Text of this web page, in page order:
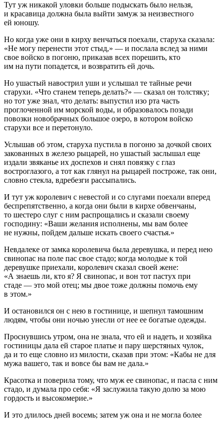
Тут уж никакой уловки больше подыскать было нельзя,
и красавица должна была выйти замуж за неизвестного
ей юношу.
Но когда уже они в кирху венчаться поехали, старуха сказала:
«Не могу перенести этот стыд,» — и послала вслед за ними
свое войско в погоню, приказав всех порешить, кто
им на пути попадется, и возвратить ей дочь.
Но ушастый навострил уши и услышал те тайные речи
старухи. «Что станем теперь делать?» — сказал он толстяку;
но тот уже знал, что делать: выпустил изо рта часть
проглоченной им морской воды, и образовалось позади
повозки новобрачных большое озеро, в котором войско
старухи все и перетонуло.
Услышав об этом, старуха пустила в погоню за дочкой своих
закованных в железо рыцарей, но ушастый заслышал еще
издали звяканье их доспехов и снял повязку с глаз
востроглазого, а тот как глянул на рыцарей построже, так они,
словно стекла, вдребезги рассыпались.
И тут уж королевич с невестой и со слугами поехали вперед
беспрепятственно, а когда они были в кирхе обвенчаны,
то шестеро слуг с ним распрощались и сказали своему
господину: «Ваши желания исполнены, мы вам более
не нужны, пойдем дальше искать своего счастья.»
Невдалеке от замка королевича была деревушка, и перед нею
свинопас на поле пас свое стадо; когда молодые к той
деревушке приехали, королевич сказал своей жене:
«А знаешь ли, кто я? Я свинопас, и вон тот пастух при
стаде — это мой отец; мы двое тоже должны помочь ему
в этом.»
И остановился он с нею в гостинице, и шепнул тамошним
людям, чтобы они ночью унесли от нее ее богатые одежды.
Проснувшись утром, она не знала, что ей и надеть, и хозяйка
гостиницы дала ей старое платье и пару шерстяных чулок,
да и то еще словно из милости, сказав при этом: «Кабы не для
мужа вашего, так и вовсе бы вам не дала.»
Красотка и поверила тому, что муж ее свинопас, и пасла с ним
стадо, и думала про себя: «Я заслужила такую долю за мою
гордость и высокомерие.»
И это длилось дней восемь; затем уж она и не могла более